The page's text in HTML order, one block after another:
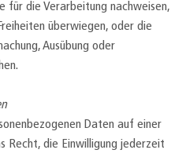
für die Verarbeitung nachweisen,
überwiegen, oder die
Ausübung oder
Daten auf einer
Recht, die Einwilligung jederzeit